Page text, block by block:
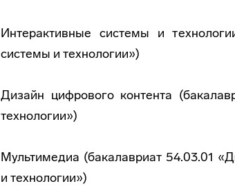
Интерактивные системы и
системы и технологии»)
Дизайн цифрового контента
технологии»)
Мультимедиа (бакалавриат 54.03.01
и технологии»)